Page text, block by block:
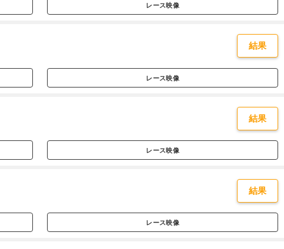
レース映像
結果
レース映像
結果
レース映像
結果
レース映像